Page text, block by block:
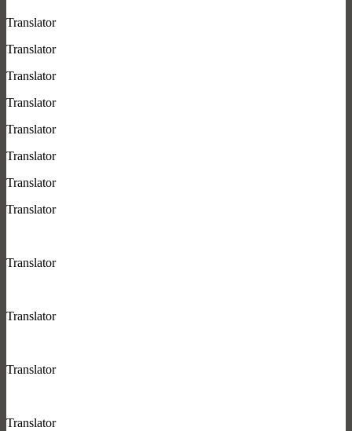
Translator
Translator
Translator
Translator
Translator
Translator
Translator
Translator
Translator
Translator
Translator
Translator